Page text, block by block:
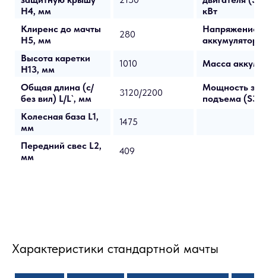
H4, мм
кВт
Клиренс до мачты
H5, мм
280
Напряжение/
Высота каретки
H13, мм
1010 Масса
Общая длина (с/
без вил) L/L`, мм
3120/2200
Мощность эл/
подъема (S3-
Колесная база L1,
мм
1475
Передний свес L2,
мм
409
Характеристики стандартной мачты